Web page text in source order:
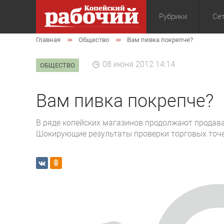
Рубрики
Общество
Главная Общество Вам пивка покрепче?
ОБЩЕСТВО 08 июня 2012 14:14
Вам пивка покрепче?
В ряде копейских магазинов продолжают
Шокирующие результаты проверки торговых